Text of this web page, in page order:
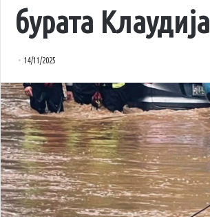
бурата Клаудија
14/11/2025